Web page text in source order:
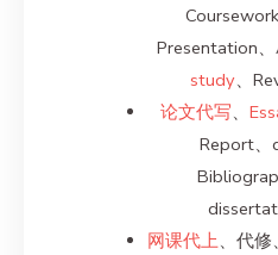
Presentation、
study、
论文代写、
Report、
网课代上、代修